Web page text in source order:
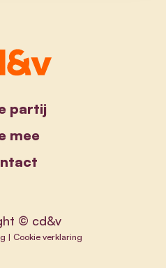
partij
mee
© cd&v
| Cookie verklaring